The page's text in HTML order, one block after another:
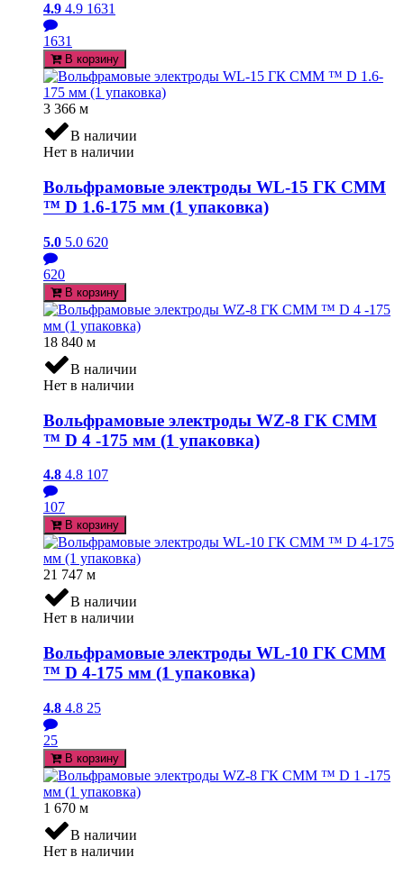
4.9 4.9 1631
1631
В корзину
3 366 м
В наличии
Нет в наличии
Вольфрамовые электроды WL-15 ГК СММ
™ D 1.6-175 мм (1 упаковка)
5.0 5.0 620
620
В корзину
18 840 м
В наличии
Нет в наличии
Вольфрамовые электроды WZ-8 ГК СММ
™ D 4 -175 мм (1 упаковка)
4.8 4.8 107
107
В корзину
21 747 м
В наличии
Нет в наличии
Вольфрамовые электроды WL-10 ГК СММ
™ D 4-175 мм (1 упаковка)
4.8 4.8 25
25
В корзину
1 670 м
В наличии
Нет в наличии